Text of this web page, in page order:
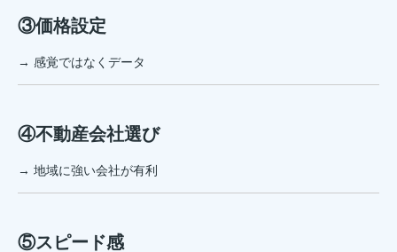
③価格設定
→ 感覚ではなくデータ
④不動産会社選び
→ 地域に強い会社が有利
⑤スピード感